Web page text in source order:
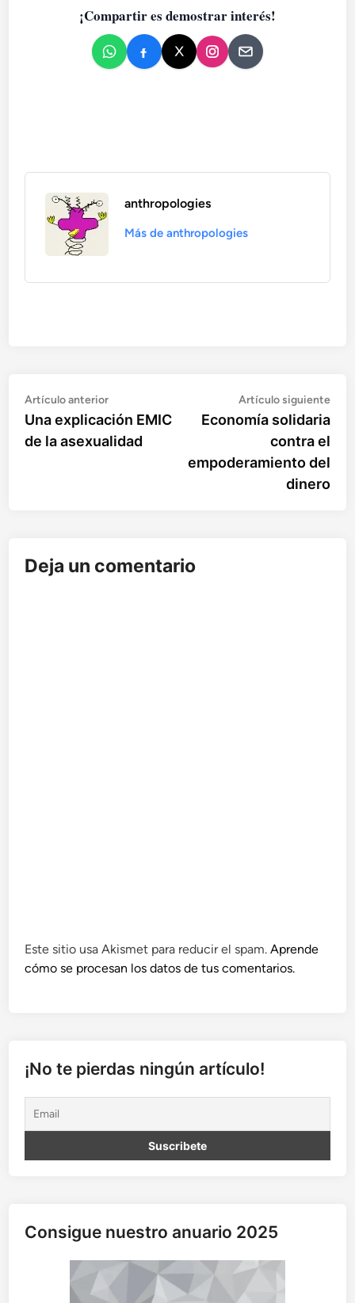
¡Compartir es demostrar interés!
anthropologies
Más de anthropologies
Navegación
de
Artículo anteriorArtículo
anterior:
Una explicación EMIC
de la asexualidad
Artículo siguiente
Economía solidaria
contra el
empoderamiento del
dinero
Deja un comentario
Este sitio usa Akismet para reducir el spam.Aprende
cómo se procesan los datos de tus comentarios.
¡No te pierdas ningún artículo!
Consigue nuestro anuario 2025